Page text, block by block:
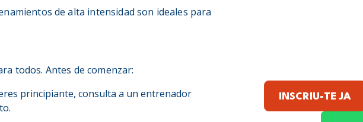
INSCRIU-TE JA
de alta intensidad son ideales para
todos. Antes de comenzar:
principiante, consulta a un entrenador